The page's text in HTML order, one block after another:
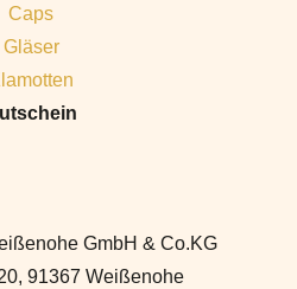
Caps
Gläser
GmbH & Co.KG
91367 Weißenohe